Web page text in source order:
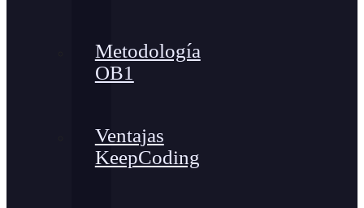
Metodología
OB1
Ventajas
KeepCoding